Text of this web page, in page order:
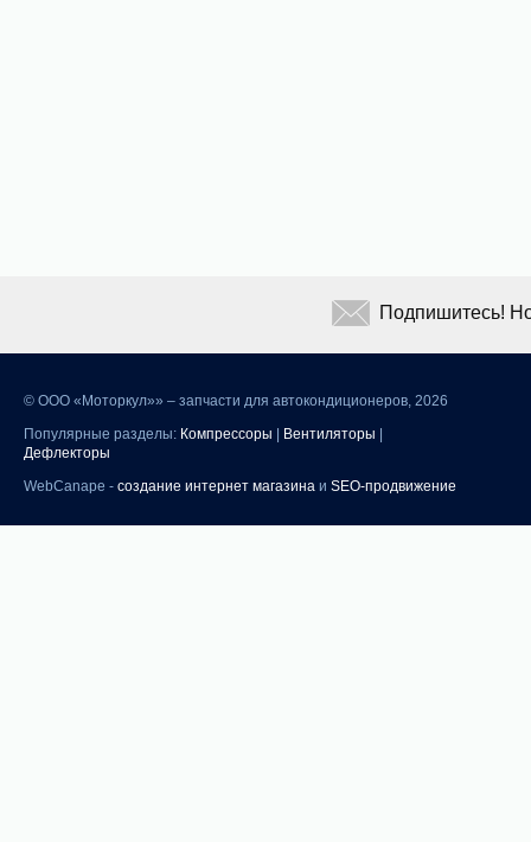
© ООО «Моторкул»» – запчасти для автокондиционеров, 2026
Популярные разделы: Компрессоры Вентиляторы
Дефлекторы
WebCanape - создание интернет магазина и SEO-продвижение
Подпишитесь!